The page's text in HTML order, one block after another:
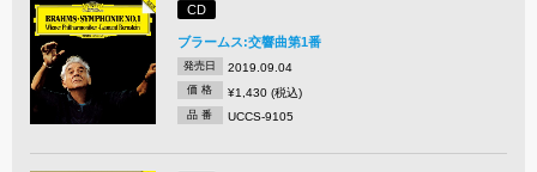
CD
ブラームス:交響曲第1番
発売日 2019.09.04
価 格 ¥1,430 (税込)
品 番 UCCS-9105